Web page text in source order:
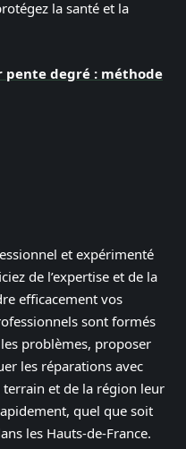
la santé et la
pente degré : méthode
et expérimenté
de l’expertise et de la
efficacement vos
sont formés
problèmes, proposer
les réparations avec
terrain et de la région leur
quel que soit
les Hauts-de-France.